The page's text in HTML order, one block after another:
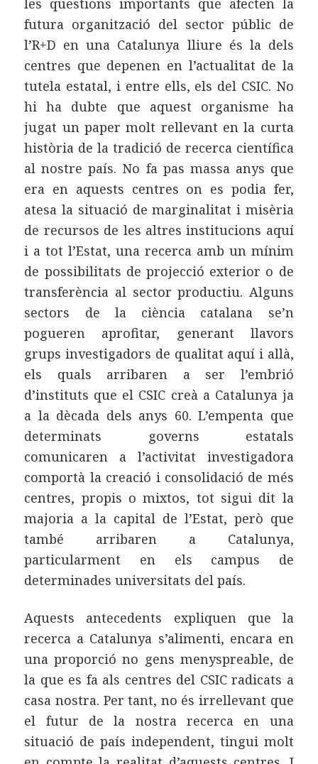
les qüestions importants que afecten la
futura organització del sector públic de
l’R+D en una Catalunya lliure és la dels
centres que depenen en l’actualitat de la
tutela estatal, i entre ells, els del CSIC. No
hi ha dubte que aquest organisme ha
jugat un paper molt rellevant en la curta
història de la tradició de recerca científica
al nostre país. No fa pas massa anys que
era en aquests centres on es podia fer,
atesa la situació de marginalitat i misèria
de recursos de les altres institucions aquí
i a tot l’Estat, una recerca amb un mínim
de possibilitats de projecció exterior o de
transferència al sector productiu. Alguns
sectors de la ciència catalana se’n
pogueren aprofitar, generant llavors
grups investigadors de qualitat aquí i allà,
els quals arribaren a ser l’embrió
d’instituts que el CSIC creà a Catalunya ja
a la dècada dels anys 60. L’empenta que
determinats governs estatals
comunicaren a l’activitat investigadora
comportà la creació i consolidació de més
centres, propis o mixtos, tot sigui dit la
majoria a la capital de l’Estat, però que
també arribaren a Catalunya,
particularment en els campus de
determinades universitats del país.
Aquests antecedents expliquen que la
recerca a Catalunya s’alimenti, encara en
una proporció no gens menyspreable, de
la que es fa als centres del CSIC radicats a
casa nostra. Per tant, no és irrellevant que
el futur de la nostra recerca en una
situació de país independent, tingui molt